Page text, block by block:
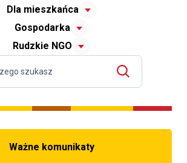
Dla mieszkańca
Gospodarka
Rudzkie NGO
Ważne komunikaty